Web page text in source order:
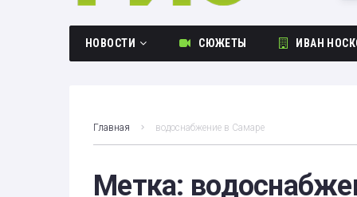
НОВОСТИ СЮЖЕТЫ ИВАН
Главная водоснабжение в Самаре
Метка: